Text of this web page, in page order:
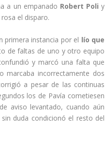
a un empanado Robert Poli y
el disparo.
primera instancia por el lío que
de faltas de uno y otro equipo
y marcó una falta que
marcaba incorrectamente dos
a pesar de las continuas
los de Pavía cometiesen
de aviso levantado, cuando aún
duda condicionó el resto del